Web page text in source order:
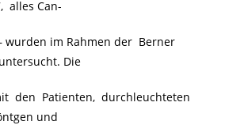
alles Can-
wurden im Rahmen der Berner
Die
den Patienten, durchleuchteten
und